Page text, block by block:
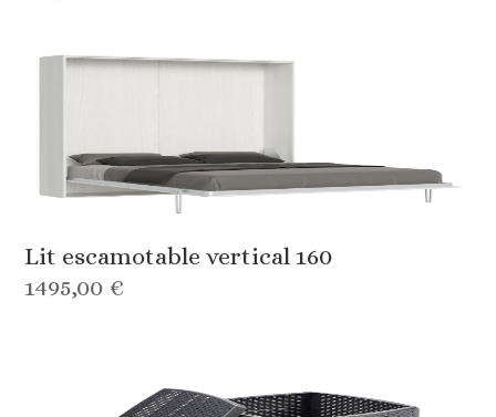
Lit escamotable vertical 160
1495,00 €